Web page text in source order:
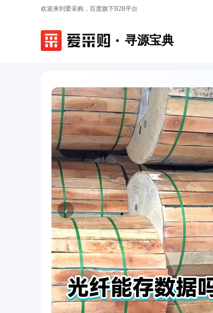
欢迎来到爱采购，百度旗下B2B平台
寻源宝典
‹